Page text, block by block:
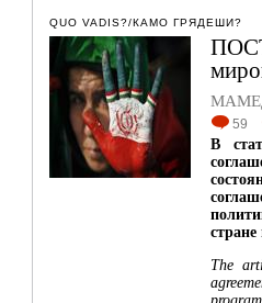
QUO VADIS?/КАМО ГРЯДЕШИ?
59
В
The